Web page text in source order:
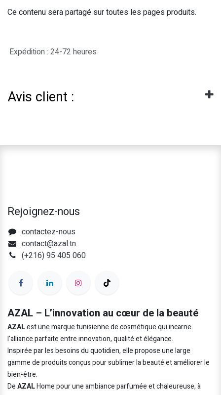
Ce contenu sera partagé sur toutes les pages produits.
Expédition : 24-72 heures
Avis client :
Rejoignez-nous
contactez-nous
contact@azal.tn
(+216) 95 405 060
AZAL – L’innovation au cœur de la beauté
AZALest une marque tunisienne de cosmétique qui incarne
l’alliance parfaite entre innovation, qualité et élégance.
Inspirée par les besoins du quotidien, elle propose une large
gamme de produits conçus pour sublimer la beauté et améliorer le
bien-être.
DeAZALHome pour une ambiance parfumée et chaleureuse, à